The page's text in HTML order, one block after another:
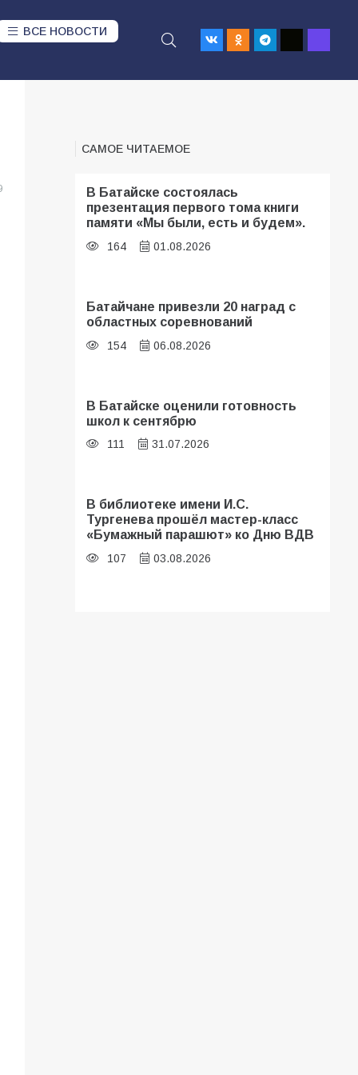
ВСЕ НОВОСТИ
САМОЕ ЧИТАЕМОЕ
В Батайске состоялась
презентация первого тома книги
памяти «Мы были, есть и будем».
164 01.08.2026
Батайчане привезли 20 наград с
областных соревнований
154 06.08.2026
В Батайске оценили готовность
школ к сентябрю
111 31.07.2026
В библиотеке имени И.С.
Тургенева прошёл мастер-класс
«Бумажный парашют» ко Дню ВДВ
107 03.08.2026